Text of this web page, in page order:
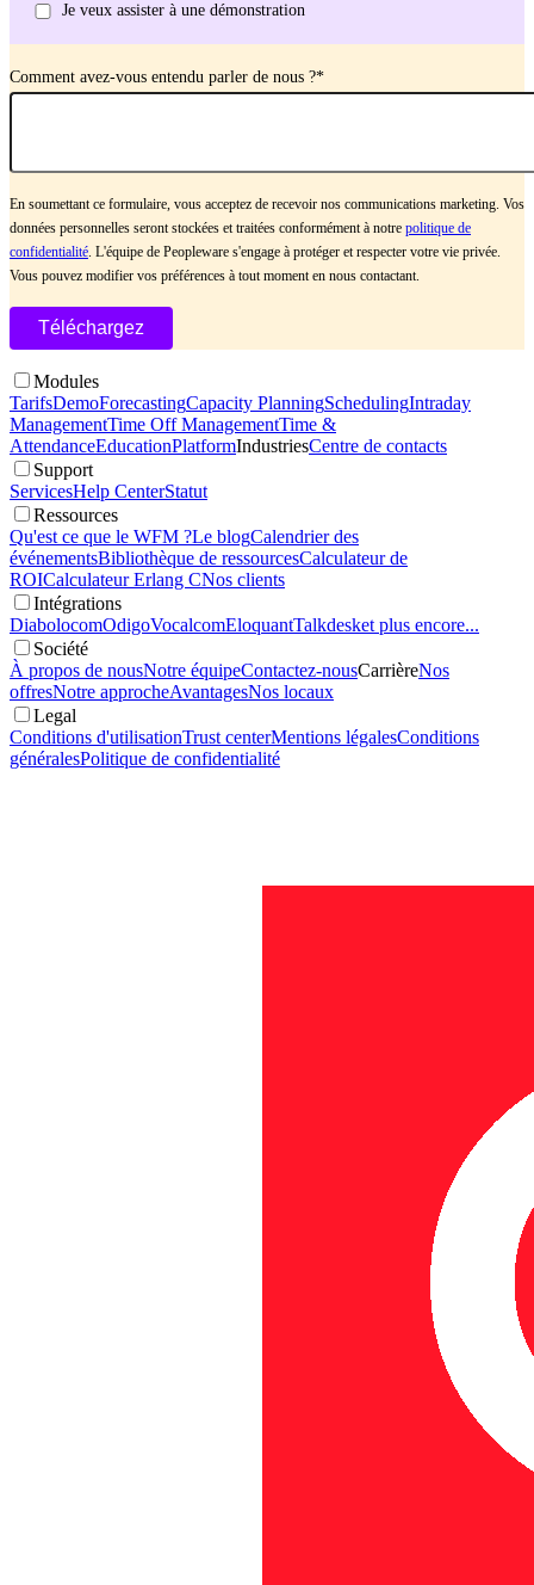
Je veux assister à une démonstration
Comment avez-vous entendu parler de nous ?*
En soumettant ce formulaire, vous acceptez de recevoir nos communications marketing. Vos
données personnelles seront stockées et traitées conformément à notre politique de
confidentialité. L'équipe de Peopleware s'engage à protéger et respecter votre vie privée.
Vous pouvez modifier vos préférences à tout moment en nous contactant.
Modules
TarifsDemoForecastingCapacity PlanningSchedulingIntraday
ManagementTime Off ManagementTime &
AttendanceEducationPlatformIndustriesCentre de contacts
Support
ServicesHelp CenterStatut
Ressources
Qu'est ce que le WFM ?Le blogCalendrier des
événementsBibliothèque de ressourcesCalculateur de
ROICalculateur Erlang CNos clients
Intégrations
DiabolocomOdigoVocalcomEloquantTalkdesket plus encore...
Société
À propos de nousNotre équipeContactez-nousCarrièreNos
offresNotre approcheAvantagesNos locaux
Legal
Conditions d'utilisationTrust centerMentions légalesConditions
généralesPolitique de confidentialité